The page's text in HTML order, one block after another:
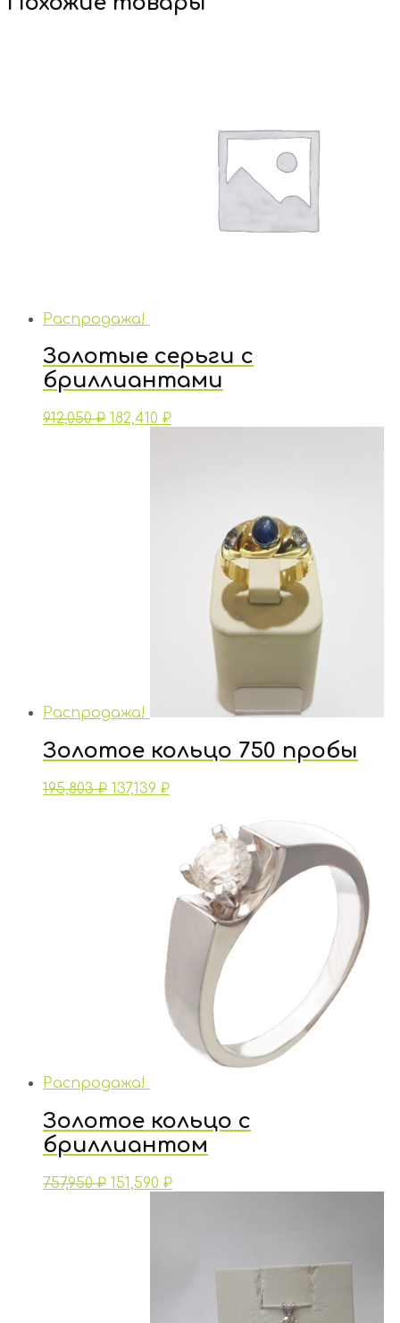
Распродажа!
Золотые серьги с
бриллиантами
912,050₽ 182,410 ₽
Распродажа!
Золотое кольцо 750 пробы
195,803₽ 137,139 ₽
Распродажа!
Золотое кольцо с
бриллиантом
757,950₽ 151,590 ₽